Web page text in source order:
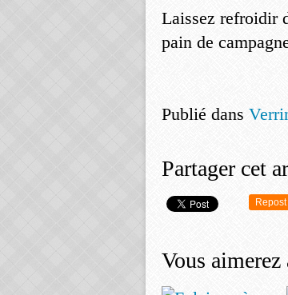
Laissez refroidir
pain de
Publié dans
Partager cet
Repost
Vous aimerez